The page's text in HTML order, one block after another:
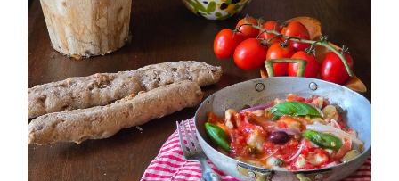
PETTI DI POLLO ALLA PIZZAIOLA